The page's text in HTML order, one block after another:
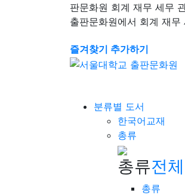
판문화원 회계 재무 세무
출판문화원에서 회계 재
즐겨찾기 추가하기
분류별 도서
한국어교재
총류
총류전
총류